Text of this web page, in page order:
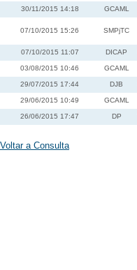
30/11/2015 14:18 GCAML
07/10/2015 15:26 SMPjTC
07/10/2015 11:07 DICAP
03/08/2015 10:46 GCAML
29/07/2015 17:44 DJB
29/06/2015 10:49 GCAML
26/06/2015 17:47 DP
Voltar a Consulta